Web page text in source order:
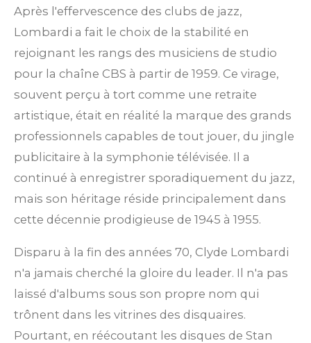
Après l'effervescence des clubs de jazz,
Lombardi a fait le choix de la stabilité en
rejoignant les rangs des musiciens de studio
pour la chaîne CBS à partir de 1959. Ce virage,
souvent perçu à tort comme une retraite
artistique, était en réalité la marque des grands
professionnels capables de tout jouer, du jingle
publicitaire à la symphonie télévisée. Il a
continué à enregistrer sporadiquement du jazz,
mais son héritage réside principalement dans
cette décennie prodigieuse de 1945 à 1955.
Disparu à la fin des années 70, Clyde Lombardi
n'a jamais cherché la gloire du leader. Il n'a pas
laissé d'albums sous son propre nom qui
trônent dans les vitrines des disquaires.
Pourtant, en réécoutant les disques de Stan